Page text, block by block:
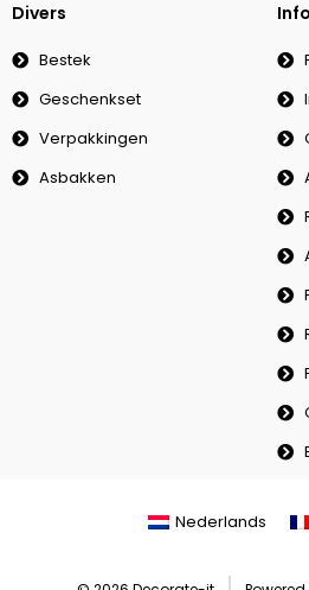
Divers
Bestek
Geschenkset
Verpakkingen
Asbakken
Nederlands